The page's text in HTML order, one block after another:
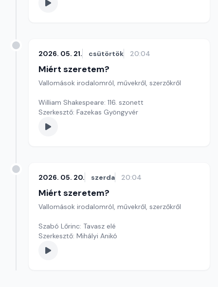
2026. 05. 21. csütörtök 20:04
Miért szeretem?
Vallomások irodalomról, művekről, szerzőkről
William Shakespeare: 116. szonett
Szerkesztő: Fazekas Gyöngyvér
2026. 05. 20. szerda 20:04
Miért szeretem?
Vallomások irodalomról, művekről, szerzőkről
Szabó Lőrinc: Tavasz elé
Szerkesztő: Mihályi Anikó